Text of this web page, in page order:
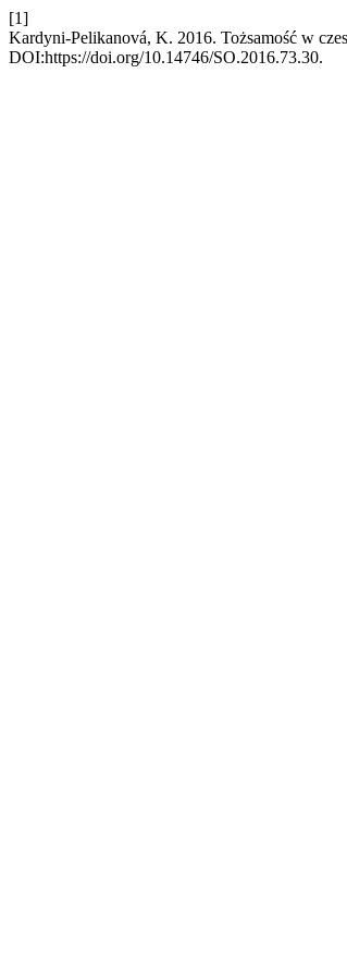
[1]
Kardyni-Pelikanová, K. 2016. Tożsamość w
DOI:https://doi.org/10.14746/SO.2016.73.30.